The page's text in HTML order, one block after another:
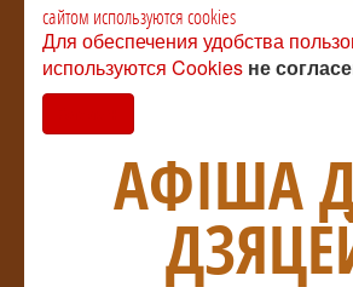
сайтом используются cookies
Для обеспечения удобства
используются Cookies не
АФIША